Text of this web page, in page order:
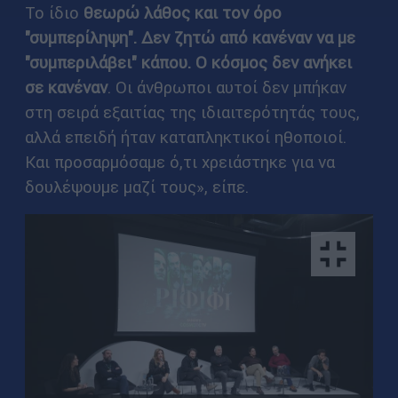
Το ίδιο θεωρώ λάθος και τον όρο
"συμπερίληψη". Δεν ζητώ από κανέναν να με
"συμπεριλάβει" κάπου. Ο κόσμος δεν ανήκει
σε κανέναν. Οι άνθρωποι αυτοί δεν μπήκαν
στη σειρά εξαιτίας της ιδιαιτερότητάς τους,
αλλά επειδή ήταν καταπληκτικοί ηθοποιοί.
Και προσαρμόσαμε ό,τι χρειάστηκε για να
δουλέψουμε μαζί τους», είπε.